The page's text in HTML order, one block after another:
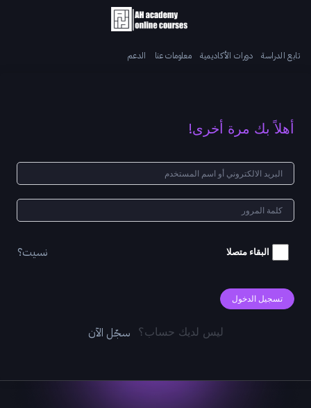
تابع الدراسة دورات الأكاديمية معلومات عنا الدعم
أهلاً بك مرة أخرى!
البقاء متصلا نسيت؟
تسجيل الدخول
ليس لديك حساب؟ سجّل الآن